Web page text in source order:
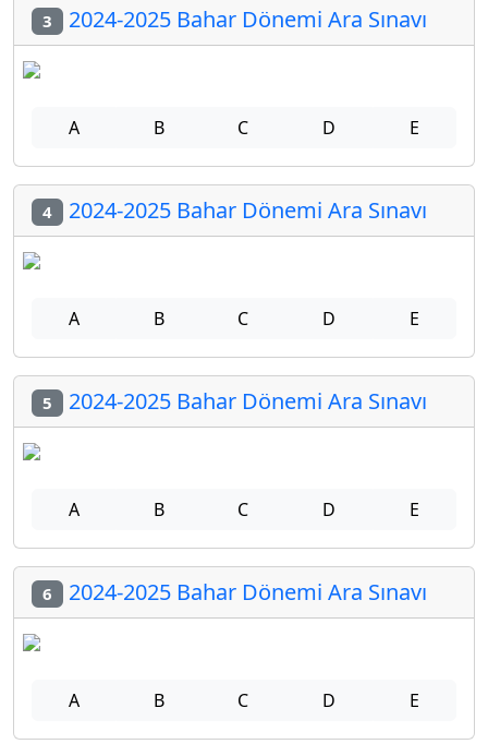
3 2024-2025 Bahar Dönemi Ara Sınavı
A B C D E
4 2024-2025 Bahar Dönemi Ara Sınavı
A B C D E
5 2024-2025 Bahar Dönemi Ara Sınavı
A B C D E
6 2024-2025 Bahar Dönemi Ara Sınavı
A B C D E